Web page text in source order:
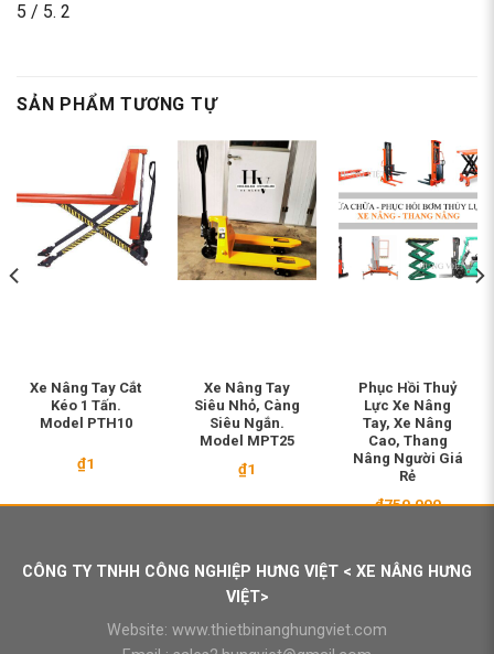
5 / 5. 2
SẢN PHẨM TƯƠNG TỰ
Xe Nâng Tay Cắt
Kéo 1 Tấn.
Model PTH10
₫1
Xe Nâng Tay
Siêu Nhỏ, Càng
Siêu Ngắn.
Model MPT25
₫1
Phục Hồi Thuỷ
Lực Xe Nâng
Tay, Xe Nâng
Cao, Thang
Nâng Người Giá
Rẻ
₫750.000
CÔNG TY TNHH CÔNG NGHIỆP HƯNG VIỆT < XE NÂNG HƯNG
VIỆT>
Website: www.thietbinanghungviet.com